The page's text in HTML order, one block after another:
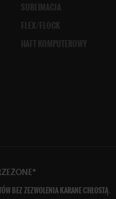
SUBLIMACJA
FLEX/FLOCK
HAFT KOMPUTEROWY
*
BEZ ZEZWOLENIA KARANE CHŁOSTĄ.